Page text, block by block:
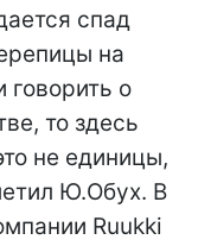
спад
на
говорить о
то здесь
не единицы,
Ю.Обух. В
Ruukki